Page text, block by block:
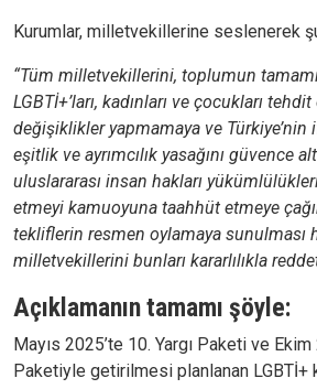
Kurumlar, milletvekillerine seslenerek
“Tüm milletvekillerini, toplumun
LGBTİ+’ları, kadınları ve çocukları
değişiklikler yapmamaya ve
eşitlik ve ayrımcılık yasağını güvence
uluslararası insan hakları
etmeyi kamuoyuna taahhüt etmeye
tekliflerin resmen oylamaya sunulması
milletvekillerini bunları kararlılıkla
Açıklamanın tamamı şöyle:
Mayıs 2025’te 10. Yargı Paketi ve Ekim
Paketiyle getirilmesi planlanan LGBTİ+